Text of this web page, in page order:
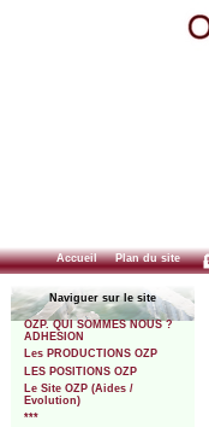
Accueil Plan du site
Naviguer sur le site
OZP. QUI SOMMES NOUS ?
ADHESION
Les PRODUCTIONS OZP
LES POSITIONS OZP
Le Site OZP (Aides /
Evolution)
***